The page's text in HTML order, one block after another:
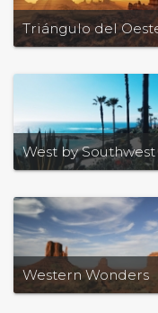
Triángulo del
West by Southwest
Western Wonders